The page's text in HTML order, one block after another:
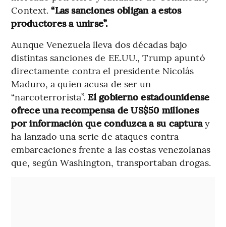
Context.“Las sanciones obligan a estos
productores a unirse”.
Aunque Venezuela lleva dos décadas bajo
distintas sanciones de EE.UU., Trump apuntó
directamente contra el presidente Nicolás
Maduro, a quien acusa de ser un
“narcoterrorista”. El gobierno estadounidense
ofrece una recompensa de US$50 millones
por información que conduzca a su capturay
ha lanzado una serie de ataques contra
embarcaciones frente a las costas venezolanas
que, según Washington, transportaban drogas.